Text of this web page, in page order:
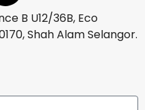
B U12/36B, Eco
Shah Alam Selangor.